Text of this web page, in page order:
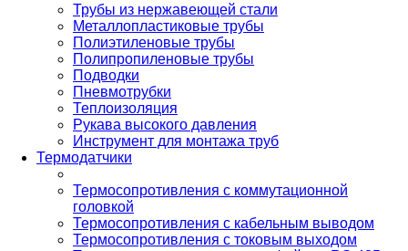
Трубы из нержавеющей стали
Металлопластиковые трубы
Полиэтиленовые трубы
Полипропиленовые трубы
Подводки
Пневмотрубки
Теплоизоляция
Рукава высокого давления
Инструмент для монтажа труб
Термодатчики
Термосопротивления с коммутационной
головкой
Термосопротивления с кабельным выводом
Термосопротивления с токовым выходом